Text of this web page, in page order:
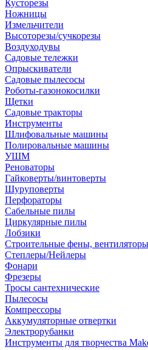
Кусторезы
Ножницы
Измельчители
Высоторезы/сучкорезы
Воздуходувы
Садовые тележки
Опрыскиватели
Садовые пылесосы
Роботы-газонокосилки
Щетки
Садовые тракторы
Инструменты
Шлифовальные машины
Полировальные машины
УШМ
Реноваторы
Гайковерты/винтоверты
Шуруповерты
Перфораторы
Сабельные пилы
Циркулярные пилы
Лобзики
Строительные фены, вентиляторы
Степлеры/Нейлеры
Фонари
Фрезеры
Тросы сантехнические
Пылесосы
Компрессоры
Аккумуляторные отвертки
Электрорубанки
Инструменты для творчества